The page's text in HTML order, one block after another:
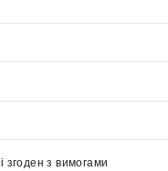
і згоден з вимогами